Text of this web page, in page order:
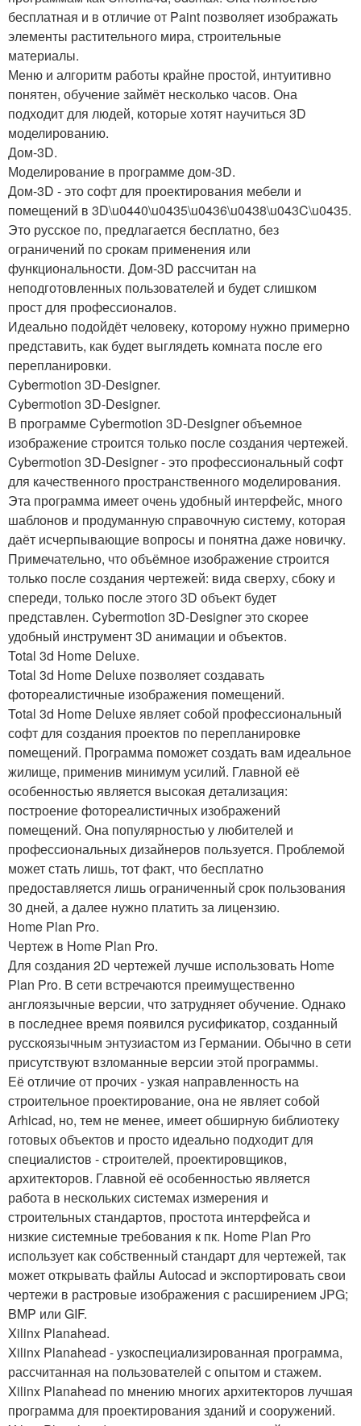
бесплатная и в отличие от Paint позволяет изображать
элементы растительного мира, строительные
материалы.
Меню и алгоритм работы крайне простой, интуитивно
понятен, обучение займёт несколько часов. Она
подходит для людей, которые хотят научиться 3D
моделированию.
Дом-3D.
Моделирование в программе дом-3D.
Дом-3D - это софт для проектирования мебели и
помещений в 3D\u0440\u0435\u0436\u0438\u043C\u0435.
Это русское по, предлагается бесплатно, без
ограничений по срокам применения или
функциональности. Дом-3D рассчитан на
неподготовленных пользователей и будет слишком
прост для профессионалов.
Идеально подойдёт человеку, которому нужно примерно
представить, как будет выглядеть комната после его
перепланировки.
Cybermotion 3D-Designer.
Cybermotion 3D-Designer.
В программе Cybermotion 3D-Designer объемное
изображение строится только после создания чертежей.
Cybermotion 3D-Designer - это профессиональный софт
для качественного пространственного моделирования.
Эта программа имеет очень удобный интерфейс, много
шаблонов и продуманную справочную систему, которая
даёт исчерпывающие вопросы и понятна даже новичку.
Примечательно, что объёмное изображение строится
только после создания чертежей: вида сверху, сбоку и
спереди, только после этого 3D объект будет
представлен. Cybermotion 3D-Designer это скорее
удобный инструмент 3D анимации и объектов.
Total 3d Home Deluxe.
Total 3d Home Deluxe позволяет создавать
фотореалистичные изображения помещений.
Total 3d Home Deluxe являет собой профессиональный
софт для создания проектов по перепланировке
помещений. Программа поможет создать вам идеальное
жилище, применив минимум усилий. Главной её
особенностью является высокая детализация:
построение фотореалистичных изображений
помещений. Она популярностью у любителей и
профессиональных дизайнеров пользуется. Проблемой
может стать лишь, тот факт, что бесплатно
предоставляется лишь ограниченный срок пользования
30 дней, а далее нужно платить за лицензию.
Home Plan Pro.
Чертеж в Home Plan Pro.
Для создания 2D чертежей лучше использовать Home
Plan Pro. В сети встречаются преимущественно
англоязычные версии, что затрудняет обучение. Однако
в последнее время появился русификатор, созданный
русскоязычным энтузиастом из Германии. Обычно в сети
присутствуют взломанные версии этой программы.
Её отличие от прочих - узкая направленность на
строительное проектирование, она не являет собой
Arhicad, но, тем не менее, имеет обширную библиотеку
готовых объектов и просто идеально подходит для
специалистов - строителей, проектировщиков,
архитекторов. Главной её особенностью является
работа в нескольких системах измерения и
строительных стандартов, простота интерфейса и
низкие системные требования к пк. Home Plan Pro
использует как собственный стандарт для чертежей, так
может открывать файлы Autocad и экспортировать свои
чертежи в растровые изображения с расширением JPG;
BMP или GIF.
Xilinx Planahead.
Xilinx Planahead - узкоспециализированная программа,
рассчитанная на пользователей с опытом и стажем.
Xilinx Planahead по мнению многих архитекторов лучшая
программа для проектирования зданий и сооружений.